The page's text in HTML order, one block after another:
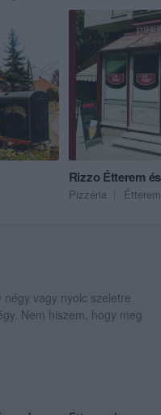
Rizzo Étterem
Pizzéria Étterem
vagy nyolc szeletre
Nem hiszem, hogy meg